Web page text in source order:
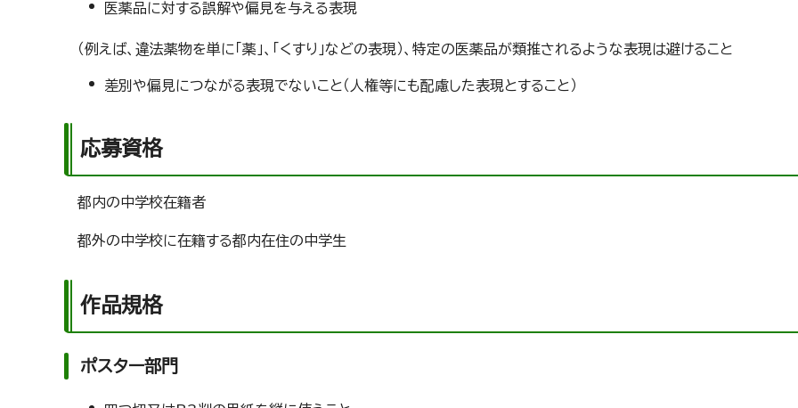
医薬品に対する誤解や偏見を与える表現
（例えば、違法薬物を単に「薬」、「くすり」などの表現）、特定の医薬品が類推されるような表現は避けること
差別や偏見につながる表現でないこと（人権等にも配慮した表現とすること）
応募資格
都内の中学校在籍者
都外の中学校に在籍する都内在住の中学生
作品規格
ポスター部門